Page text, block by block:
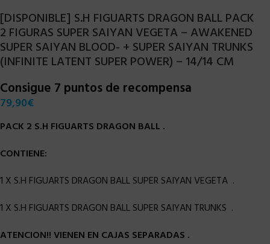
[DISPONIBLE] S.H FIGUARTS DRAGON BALL PACK
2 FIGURAS SUPER SAIYAN VEGETA – AWAKENED
SUPER SAIYAN BLOOD- + SUPER SAIYAN TRUNKS
(INFINITE LATENT SUPER POWER) – 14/14 CM
Consigue 7 puntos de recompensa
79,90€
PACK 2 S.H FIGUARTS DRAGON BALL .
CONTIENE:
1 X S.H FIGUARTS DRAGON BALL SUPER SAIYAN VEGETA .
1 X S.H FIGUARTS DRAGON BALL SUPER SAIYAN TRUNKS .
ATENCION!! VIENEN EN CAJAS SEPARADAS .